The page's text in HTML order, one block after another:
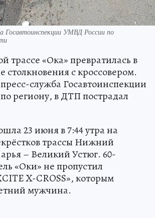
Госавтоинспекции УМВД России по
трассе «Ока» превратилась в
столкновения с кроссовером.
служба Госавтоинспекции
региону, в ДТП пострадал
23 июня в 7:44 утра на
трассы Нижний
– Великий Устюг. 60-
«Оки» не пропустил
X-CROSS», которым
мужчина.